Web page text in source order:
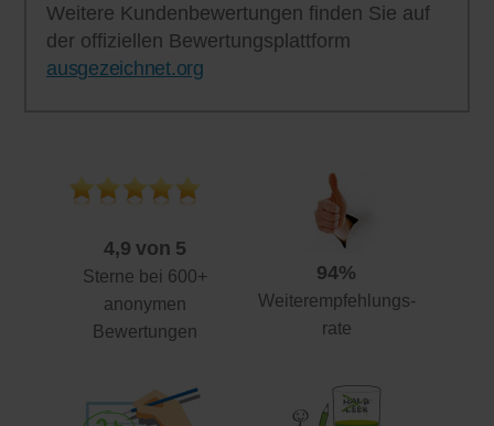
Weitere Kundenbewertungen finden Sie auf
der offiziellen Bewertungsplattform
ausgezeichnet.org
4,9 von 5
Sterne bei 600+
anonymen
Bewertungen
94%
Weiterempfehlungs-
rate